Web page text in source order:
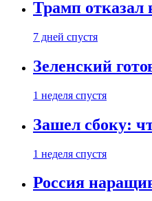
Трамп отказал
7 дней спустя
Зеленский
1 неделя спустя
Зашел сбоку:
1 неделя спустя
Россия